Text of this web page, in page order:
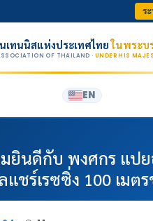
ร
เทนนิสแห่งประเทศไทยในพระบ
OF THAILAND · UNDER HIS
EN
ยินดีกับ พงศกร แป
แชร์เรซซิ่ง 100 เมต